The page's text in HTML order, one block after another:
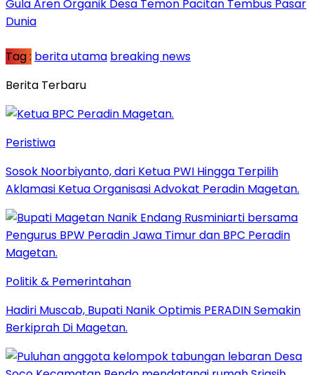
Gula Aren Organik Desa Temon Pacitan Tembus Pasar
Dunia
Tag : berita utama breaking news
Berita Terbaru
Peristiwa
Sosok Noorbiyanto, dari Ketua PWI Hingga Terpilih
Aklamasi Ketua Organisasi Advokat Peradin Magetan.
Politik & Pemerintahan
Hadiri Muscab, Bupati Nanik Optimis PERADIN Semakin
Berkiprah Di Magetan.